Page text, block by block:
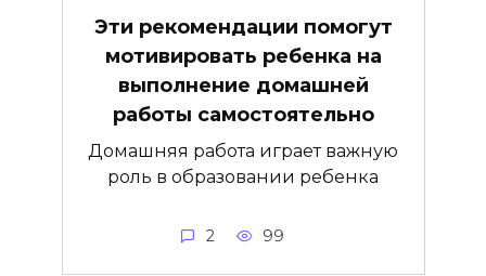
Эти рекомендации помогут
мотивировать ребенка на
выполнение домашней
работы самостоятельно
Домашняя работа играет важную
роль в образовании ребенка
2 99